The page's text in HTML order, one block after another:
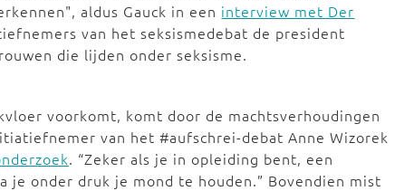
aldus Gauck in een interview met Der
van het seksismedebat de president
die lijden onder seksisme.
voorkomt, komt door de machtsverhoudingen
van het #aufschrei-debat Anne Wizorek
. “Zeker als je in opleiding bent, een
onder druk je mond te houden.” Bovendien mist